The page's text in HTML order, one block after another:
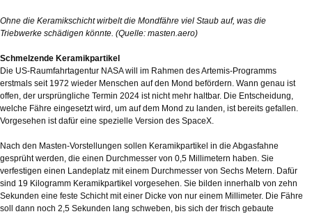
Ohne die Keramikschicht wirbelt die Mondfähre viel Staub auf, was die
Triebwerke schädigen könnte. (Quelle: masten.aero)
Schmelzende Keramikpartikel
Die US-Raumfahrtagentur NASA will im Rahmen des Artemis-Programms
erstmals seit 1972 wieder Menschen auf den Mond befördern. Wann genau ist
offen, der ursprüngliche Termin 2024 ist nicht mehr haltbar. Die Entscheidung,
welche Fähre eingesetzt wird, um auf dem Mond zu landen, ist bereits gefallen.
Vorgesehen ist dafür eine spezielle Version des SpaceX.
Nach den Masten-Vorstellungen sollen Keramikpartikel in die Abgasfahne
gesprüht werden, die einen Durchmesser von 0,5 Millimetern haben. Sie
verfestigen einen Landeplatz mit einem Durchmesser von Sechs Metern. Dafür
sind 19 Kilogramm Keramikpartikel vorgesehen. Sie bilden innerhalb von zehn
Sekunden eine feste Schicht mit einer Dicke von nur einem Millimeter. Die Fähre
soll dann noch 2,5 Sekunden lang schweben, bis sich der frisch gebaute